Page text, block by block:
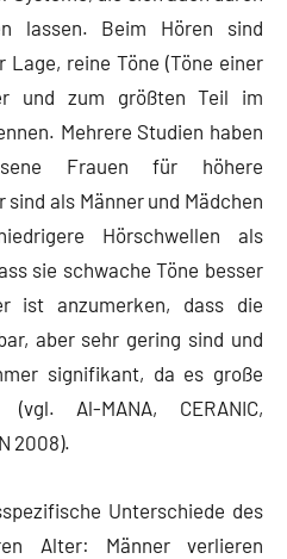
lassen. Beim Hören sind
Lage, reine Töne (Töne einer
und zum größten Teil im
Mehrere Studien haben
Frauen für höhere
als Männer und Mädchen
Hörschwellen als
sie schwache Töne besser
ist anzumerken, dass die
aber sehr gering sind und
signifikant, da es große
Al-MANA, CERANIC,
2008).
Unterschiede des
Alter: Männer verlieren